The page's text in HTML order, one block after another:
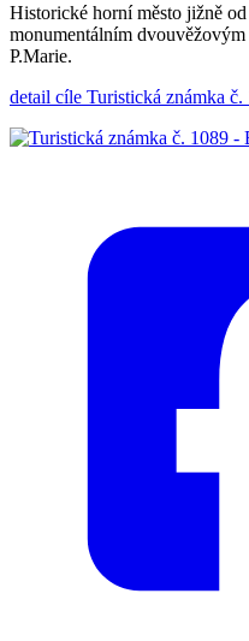
Historické horní město jižně
monumentálním
P.Marie.
detail cíle Turistická známka